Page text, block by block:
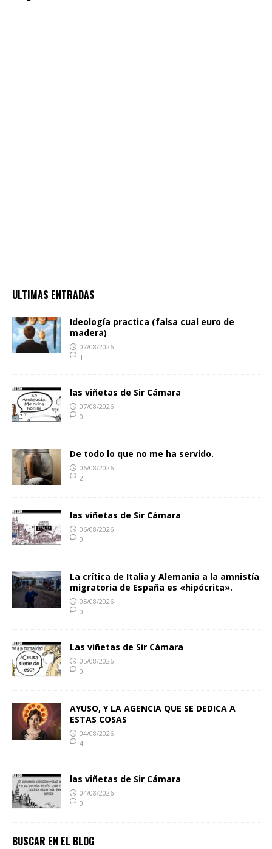
ULTIMAS ENTRADAS
Ideología practica (falsa cual euro de
madera)
07/08/2026
1
las viñetas de Sir Cámara
07/08/2026
0
De todo lo que no me ha servido.
06/08/2026
2
las viñetas de Sir Cámara
06/08/2026
0
La crítica de Italia y Alemania a la amnistía
migratoria de España es «hipócrita».
05/08/2026
0
Las viñetas de Sir Cámara
05/08/2026
0
AYUSO, Y LA AGENCIA QUE SE DEDICA A
ESTAS COSAS
04/08/2026
4
las viñetas de Sir Cámara
04/08/2026
0
BUSCAR EN EL BLOG